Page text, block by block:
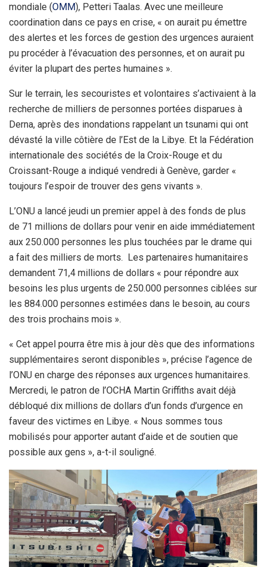
mondiale (OMM), Petteri Taalas. Avec une meilleure
coordination dans ce pays en crise, « on aurait pu émettre
des alertes et les forces de gestion des urgences auraient
pu procéder à l’évacuation des personnes, et on aurait pu
éviter la plupart des pertes humaines ».
Sur le terrain, les secouristes et volontaires s’activaient à la
recherche de milliers de personnes portées disparues à
Derna, après des inondations rappelant un tsunami qui ont
dévasté la ville côtière de l’Est de la Libye. Et la Fédération
internationale des sociétés de la Croix-Rouge et du
Croissant-Rouge a indiqué vendredi à Genève, garder «
toujours l’espoir de trouver des gens vivants ».
L’ONU a lancé jeudi un premier appel à des fonds de plus
de 71 millions de dollars pour venir en aide immédiatement
aux 250.000 personnes les plus touchées par le drame qui
a fait des milliers de morts. Les partenaires humanitaires
demandent 71,4 millions de dollars « pour répondre aux
besoins les plus urgents de 250.000 personnes ciblées sur
les 884.000 personnes estimées dans le besoin, au cours
des trois prochains mois ».
« Cet appel pourra être mis à jour dès que des informations
supplémentaires seront disponibles », précise l’agence de
l’ONU en charge des réponses aux urgences humanitaires.
Mercredi, le patron de l’OCHA Martin Griffiths avait déjà
débloqué dix millions de dollars d’un fonds d’urgence en
faveur des victimes en Libye. « Nous sommes tous
mobilisés pour apporter autant d’aide et de soutien que
possible aux gens », a-t-il souligné.